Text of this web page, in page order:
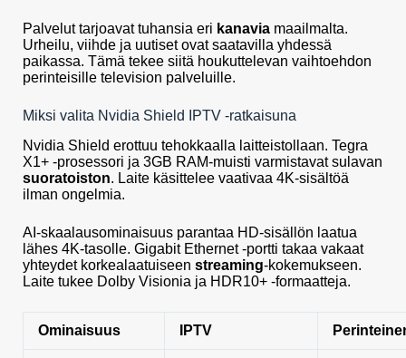
Palvelut tarjoavat tuhansia eri kanavia maailmalta.
Urheilu, viihde ja uutiset ovat saatavilla yhdessä
paikassa. Tämä tekee siitä houkuttelevan vaihtoehdon
perinteisille television palveluille.
Miksi valita Nvidia Shield IPTV -ratkaisuna
Nvidia Shield erottuu tehokkaalla laitteistollaan. Tegra
X1+ -prosessori ja 3GB RAM-muisti varmistavat sulavan
suoratoiston. Laite käsittelee vaativaa 4K-sisältöä
ilman ongelmia.
AI-skaalausominaisuus parantaa HD-sisällön laatua
lähes 4K-tasolle. Gigabit Ethernet -portti takaa vakaat
yhteydet korkealaatuiseen streaming-kokemukseen.
Laite tukee Dolby Visionia ja HDR10+ -formaatteja.
Ominaisuus IPTV